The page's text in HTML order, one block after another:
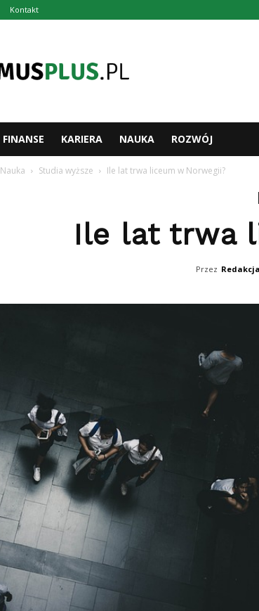
Kontakt
FINANSE KARIERA NAUKA ROZWÓJ
Nauka Studia wyższe Ile lat trwa liceum w Norwegii?
Ile lat trwa
Przez Redakcja